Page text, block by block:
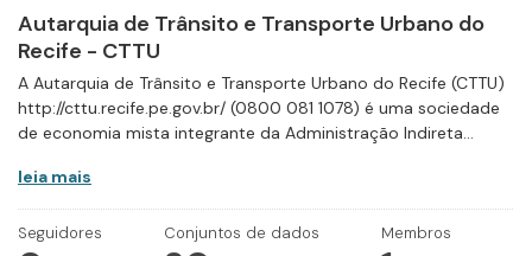
Autarquia de Trânsito e Transporte Urbano do
Recife - CTTU
A Autarquia de Trânsito e Transporte Urbano do Recife (CTTU)
http://cttu.recife.pe.gov.br/ (0800 081 1078) é uma sociedade
de economia mista integrante da Administração Indireta...
leia mais
Seguidores Conjuntos de dados Membros